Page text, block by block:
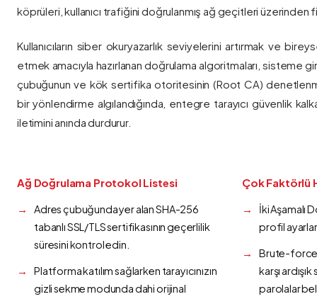
köprüleri, kullanıcı trafiğini doğrulanmış ağ geçitleri üzerinden
Kullanıcıların siber okuryazarlık seviyelerini artırmak ve
etmek amacıyla hazırlanan doğrulama algoritmaları, sisteme
çubuğunun ve kök sertifika otoritesinin (Root CA)
bir yönlendirme algılandığında, entegre tarayıcı güvenlik
iletimini anında durdurur.
Ağ Doğrulama Protokol Listesi
Adres çubuğunda yer alan SHA-256
tabanlı SSL/TLS sertifikasının geçerlilik
süresini kontrol edin.
Platforma katılım sağlarken tarayıcınızın
gizli sekme modunda dahi orijinal
Çok Faktörlü
İki Aşamalı
profil
Brute-force
karşı
parolalar